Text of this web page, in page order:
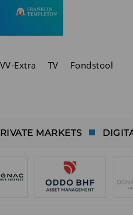
VV-Extra TV Fondstool
MARKETS